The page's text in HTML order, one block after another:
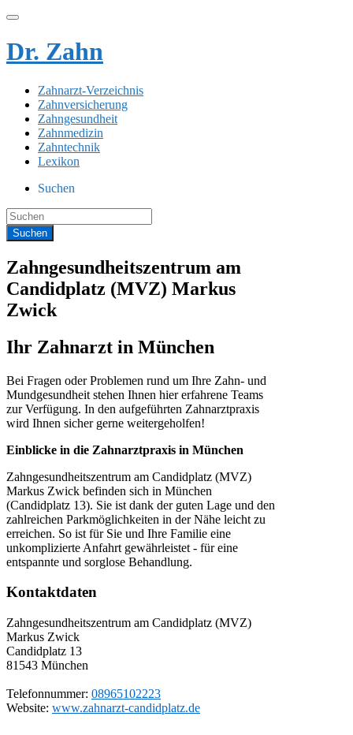
Dr. Zahn
Zahnarzt-Verzeichnis
Zahnversicherung
Zahngesundheit
Zahnmedizin
Zahntechnik
Lexikon
Suchen
Zahngesundheitszentrum am
Candidplatz (MVZ) Markus
Zwick
Ihr Zahnarzt in München
Bei Fragen oder Problemen rund um Ihre Zahn- und
Mundgesundheit stehen Ihnen hier erfahrene Teams
zur Verfügung. In den aufgeführten Zahnarztpraxis
wird Ihnen sicher gerne weitergeholfen!
Einblicke in die Zahnarztpraxis in München
Zahngesundheitszentrum am Candidplatz (MVZ)
Markus Zwick befinden sich in München
(Candidplatz 13). Sie ist dank der guten Lage und den
zahlreichen Parkmöglichkeiten in der Nähe leicht zu
erreichen. So ist für Sie und Ihre Familie eine
unkomplizierte Anfahrt gewährleistet - für eine
entspannte und sorglose Behandlung.
Kontaktdaten
Zahngesundheitszentrum am Candidplatz (MVZ)
Markus Zwick
Candidplatz 13
81543 München
Telefonnummer: 08965102223
Website: www.zahnarzt-candidplatz.de